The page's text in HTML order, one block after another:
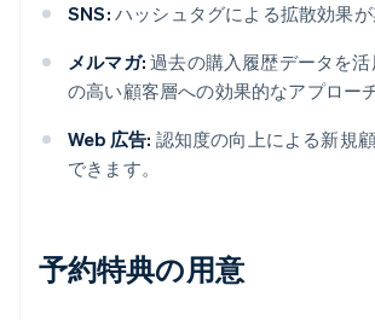
SNS: ハッシュタグによる拡散効果が
メルマガ: 過去の購入履歴データを
の高い顧客層への効果的なアプロー
Web 広告: 認知度の向上による新規
できます。
予約特典の用意